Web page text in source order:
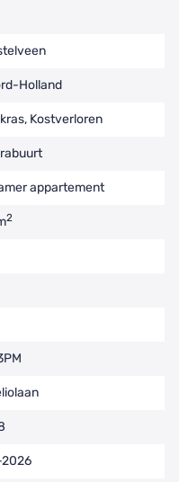
Holland
Kostverloren
appartement
2